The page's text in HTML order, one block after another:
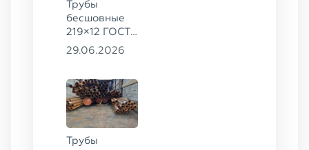
Трубы
бесшовные
219×12 ГОСТ
8732-78, ст.
29.06.2026
Трубы